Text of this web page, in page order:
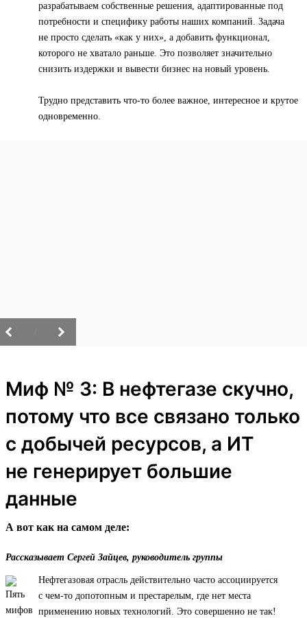
разрабатываем собственные решения, адаптированные под
потребности и специфику работы наших компаний. Задача
не просто сделать «как у них», а добавить функционал,
которого не хватало раньше. Это позволяет значительно
снизить издержки и вывести бизнес на новый уровень.
Трудно представить что-то более важное, интересное и крутое
одновременно.
Миф № 3: В нефтегазе скучно,
потому что все связано только
с добычей ресурсов, а ИТ
не генерирует большие
данные
А вот как на самом деле:
Рассказывает Сергей Зайцев, руководитель группы
Нефтегазовая отрасль действительно часто ассоциируется
с чем-то допотопным и престарелым, где нет места
применению новых технологий. Это совершенно не так!